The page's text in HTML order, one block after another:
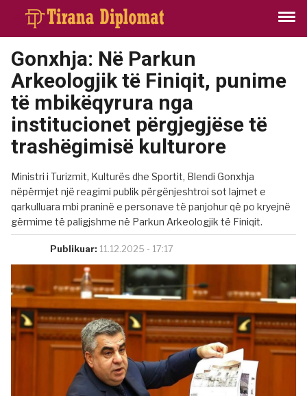
Gonxhja: Në Parkun
Arkeologjik të Finiqit, punime
të mbikëqyrura nga
institucionet përgjegjëse të
trashëgimisë kulturore
Ministri i Turizmit, Kulturës dhe Sportit, Blendi Gonxhja
nëpërmjet një reagimi publik përgënjeshtroi sot lajmet e
qarkulluara mbi praninë e personave të panjohur që po kryejnë
gërmime të paligjshme në Parkun Arkeologjik të Finiqit.
Publikuar: 11.12.2025 - 17:17